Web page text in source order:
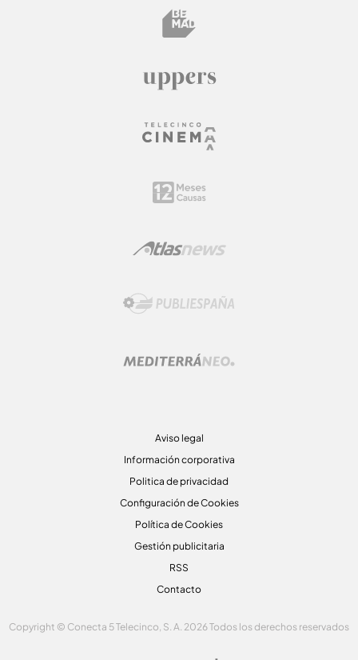
Aviso legal
Información corporativa
Politica de privacidad
Configuración de Cookies
Política de Cookies
Gestión publicitaria
RSS
Contacto
Copyright © Conecta 5 Telecinco, S. A. 2026 Todos los derechos reservados